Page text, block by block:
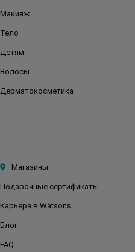
Макияж
Тело
Детям
Волосы
Дерматокосметика
Магазины
Подарочные сертификаты
Карьера в Watsons
Блог
FAQ